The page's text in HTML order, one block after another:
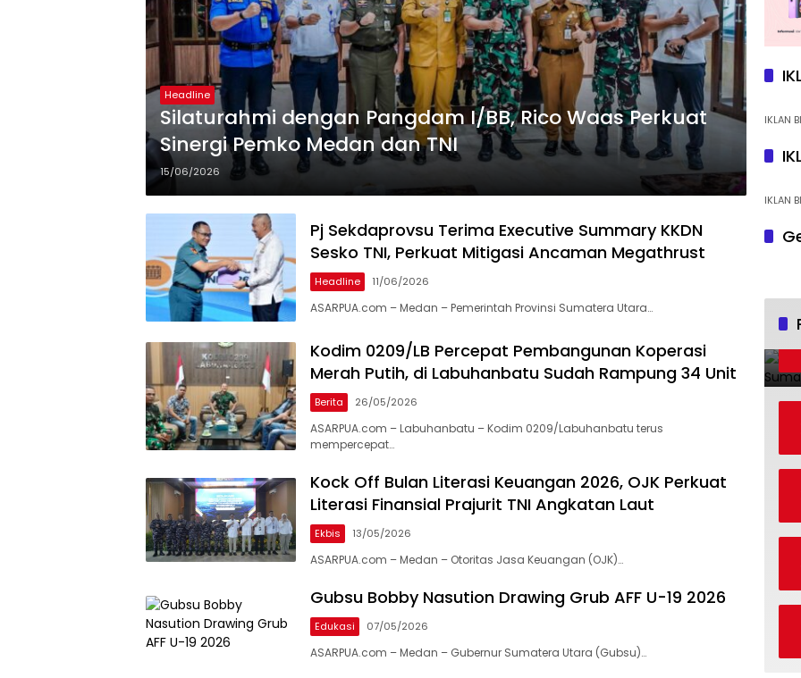
Headline
Silaturahmi dengan Pangdam I/BB, Rico Waas Perkuat
Sinergi Pemko Medan dan TNI
15/06/2026
Pj Sekdaprovsu Terima Executive Summary KKDN
Sesko TNI, Perkuat Mitigasi Ancaman Megathrust
Headline 11/06/2026
ASARPUA.com – Medan – Pemerintah Provinsi Sumatera Utara…
Kodim 0209/LB Percepat Pembangunan Koperasi
Merah Putih, di Labuhanbatu Sudah Rampung 34 Unit
Berita 26/05/2026
ASARPUA.com – Labuhanbatu – Kodim 0209/Labuhanbatu terus
mempercepat…
Kock Off Bulan Literasi Keuangan 2026, OJK Perkuat
Literasi Finansial Prajurit TNI Angkatan Laut
Ekbis 13/05/2026
ASARPUA.com – Medan – Otoritas Jasa Keuangan (OJK)…
Gubsu Bobby Nasution Drawing Grub AFF U-19 2026
Edukasi 07/05/2026
ASARPUA.com – Medan – Gubernur Sumatera Utara (Gubsu)…
IKLAN BI
IKLAN BI